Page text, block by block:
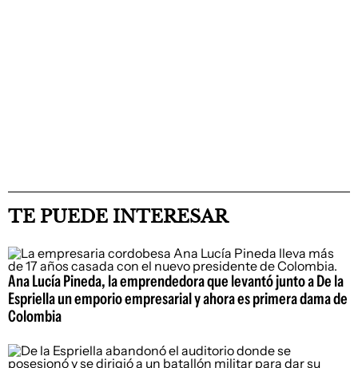
TE PUEDE INTERESAR
Ana Lucía Pineda, la emprendedora que levantó junto a De la
Espriella un emporio empresarial y ahora es primera dama de
Colombia